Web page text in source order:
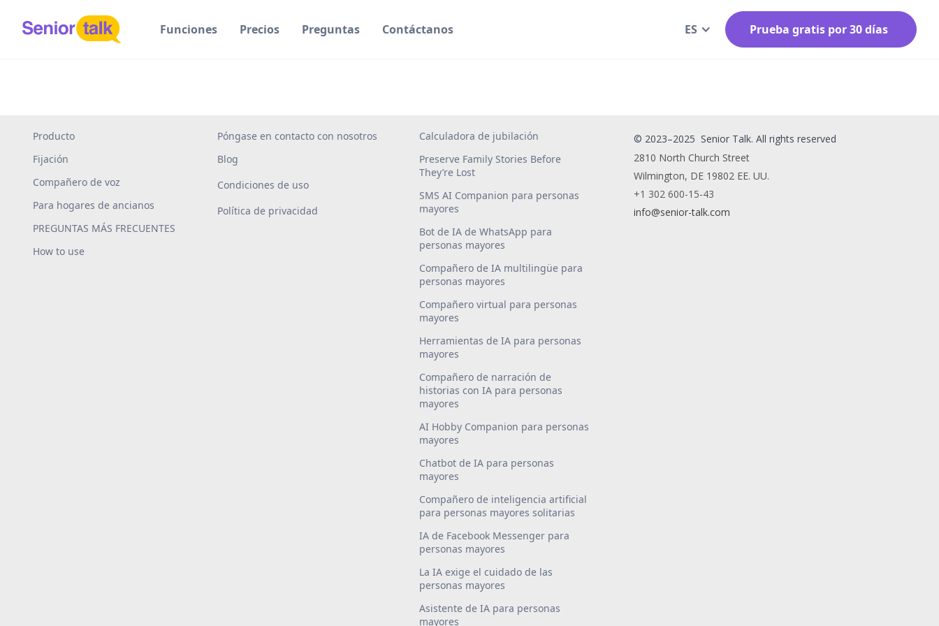
Funciones Precios Preguntas Contáctanos ES Prueba gratis por 30 días
Producto
Fijación
Compañero de voz
Para hogares de ancianos
PREGUNTAS MÁS FRECUENTES
How to use
Póngase en contacto con nosotros
Blog
Condiciones de uso
Política de privacidad
Calculadora de jubilación
Preserve Family Stories Before
They’re Lost
SMS AI Companion para personas
mayores
Bot de IA de WhatsApp para
personas mayores
Compañero de IA multilingüe para
personas mayores
Compañero virtual para personas
mayores
Herramientas de IA para personas
mayores
Compañero de narración de
historias con IA para personas
mayores
AI Hobby Companion para personas
mayores
Chatbot de IA para personas
mayores
Compañero de inteligencia artificial
para personas mayores solitarias
IA de Facebook Messenger para
personas mayores
La IA exige el cuidado de las
personas mayores
Asistente de IA para personas
mayores
© 2023–2025 Senior Talk. All rights reserved
2810 North Church Street
Wilmington, DE 19802 EE. UU.
+1 302 600-15-43
info@senior-talk.com